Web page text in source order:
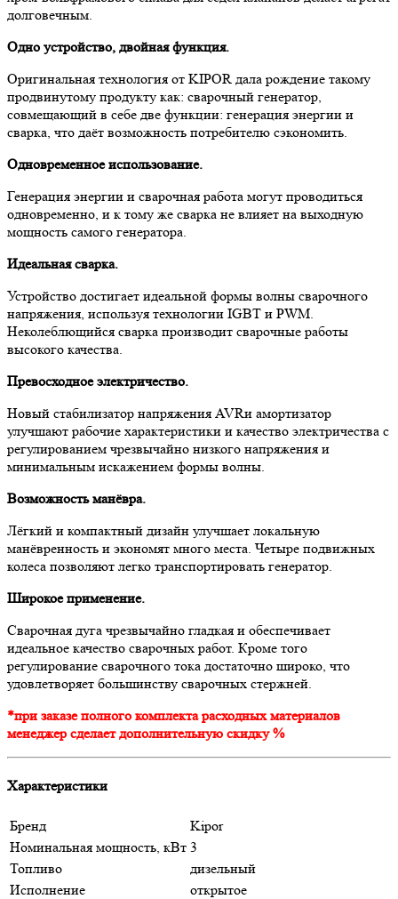
долговечным.
Одно устройство, двойная функция.
Оригинальная технология от KIPOR дала рождение такому
продвинутому продукту как: сварочный генератор,
совмещающий в себе две функции: генерация энергии и
сварка, что даёт возможность потребителю сэкономить.
Одновременное использование.
Генерация энергии и сварочная работа могут проводиться
одновременно, и к тому же сварка не влияет на выходную
мощность самого генератора.
Идеальная сварка.
Устройство достигает идеальной формы волны сварочного
напряжения, используя технологии IGBT и PWM.
Неколеблющийся сварка производит сварочные работы
высокого качества.
Превосходное электричество.
Новый стабилизатор напряжения AVRи амортизатор
улучшают рабочие характеристики и качество электричества с
регулированием чрезвычайно низкого напряжения и
минимальным искажением формы волны.
Возможность манёвра.
Лёгкий и компактный дизайн улучшает локальную
манёвренность и экономят много места. Четыре подвижных
колеса позволяют легко транспортировать генератор.
Широкое применение.
Сварочная дуга чрезвычайно гладкая и обеспечивает
идеальное качество сварочных работ. Кроме того
регулирование сварочного тока достаточно широко, что
удовлетворяет большинству сварочных стержней.
*при заказе полного комплекта расходных материалов
менеджер сделает дополнительную скидку %
Характеристики
Бренд
Kipor
Номинальная мощность, кВт 3
Топливо
дизельный
Исполнение
открытое